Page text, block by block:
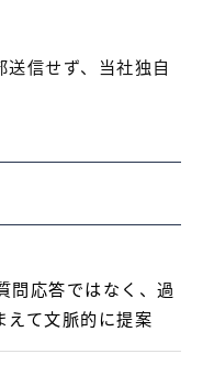
信せず、当社独自
問応答ではなく、過
えて文脈的に提案